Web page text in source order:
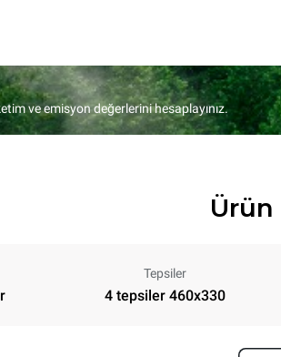
ve emisyon değerlerini hesaplayınız.
Tepsiler
4 tepsiler 460x330